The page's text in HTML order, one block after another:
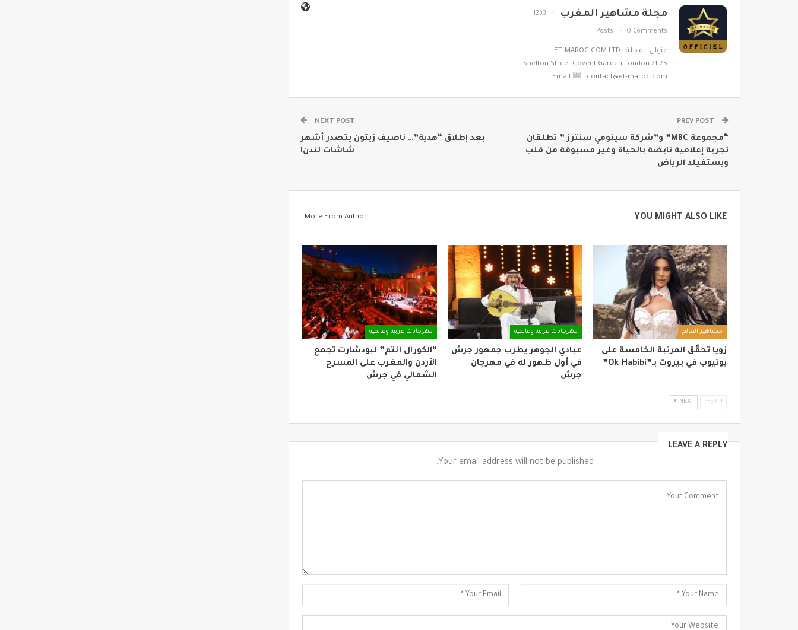
مجلة مشاهير المغرب 1233
Posts 0 Comments
عنوان المجلة : ET-MAROC.COM LTD
71-75 Shelton Street Covent Garden London
Email
: contact@et-maroc.com
“مجموعة MBC” و”شركة سينومي سنترز ” تطلقان
تجربة إعلامية نابضة بالحياة وغير مسبوقة من قلب
ويستفيلد الرياض
NEXT POST
بعد إطلاق “هدية”… ناصيف زيتون يتصدر أشهر
شاشات لندن!
YOU MIGHT ALSO LIKE
More From Author
مشاهير العالم
زويا تحقّق المرتبة الخامسة على
يوتيوب في بيروت بـ”Ok Habibi”
مهرجانات عربية وعالمية
عبادي الجوهر يطرب جمهور جرش
في أول ظهور له في مهرجان
جرش
مهرجانات عربية وعالمية
“الكورال أنتم” لبودشارت تجمع
الأردن والمغرب على المسرح
الشمالي في جرش
NEXT
LEAVE A REPLY
Your email address will not be published.